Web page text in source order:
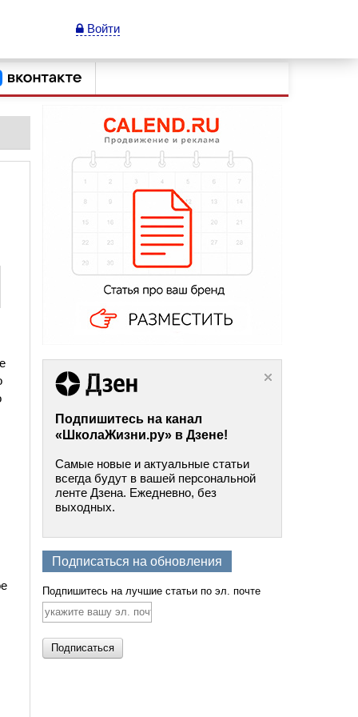
Войти
Подпишитесь на канал
«ШколаЖизни.ру» в Дзене!
Самые новые и актуальные статьи
всегда будут в вашей персональной
ленте Дзена. Ежедневно, без
выходных.
Подписаться на обновления
Подпишитесь на лучшие статьи по эл. почте